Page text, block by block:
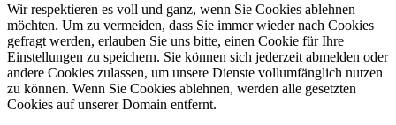
Wir respektieren es voll und ganz, wenn Sie Cookies ablehnen
möchten. Um zu vermeiden, dass Sie immer wieder nach Cookies
gefragt werden, erlauben Sie uns bitte, einen Cookie für Ihre
Einstellungen zu speichern. Sie können sich jederzeit abmelden oder
andere Cookies zulassen, um unsere Dienste vollumfänglich nutzen
zu können. Wenn Sie Cookies ablehnen, werden alle gesetzten
Cookies auf unserer Domain entfernt.